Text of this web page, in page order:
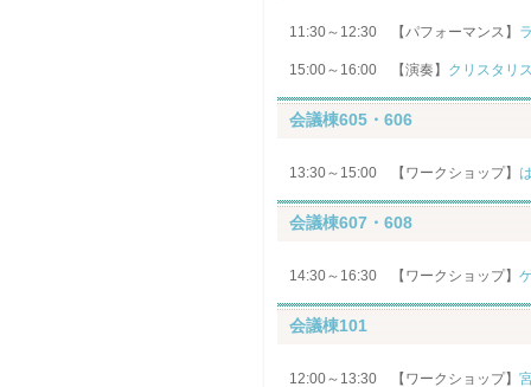
11:30～12:30 【パフォーマンス】
15:00～16:00 【演奏】 クリスタリ
会議棟605・606
13:30～15:00 【ワークショップ】
会議棟607・608
14:30～16:30 【ワークショップ】
会議棟101
12:00～13:30 【ワークショップ】